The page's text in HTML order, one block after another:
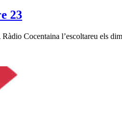
23
Cocentaina l’escoltareu els